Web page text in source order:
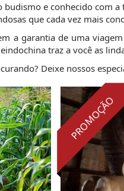
budismo e conhecido com
que cada vez mais
a garantia de uma
traz a você as
Deixe nossos
PROMOÇÃO